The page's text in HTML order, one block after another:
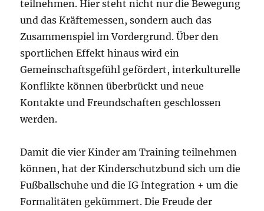
teilnehmen. Hier steht nicht nur die Bewegung
und das Kräftemessen, sondern auch das
Zusammenspiel im Vordergrund. Über den
sportlichen Effekt hinaus wird ein
Gemeinschaftsgefühl gefördert, interkulturelle
Konflikte können überbrückt und neue
Kontakte und Freundschaften geschlossen
werden.
Damit die vier Kinder am Training teilnehmen
können, hat der Kinderschutzbund sich um die
Fußballschuhe und die IG Integration + um die
Formalitäten gekümmert. Die Freude der